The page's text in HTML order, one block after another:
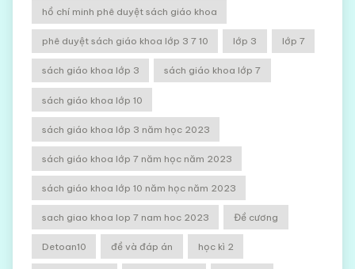
hồ chí minh phê duyệt sách giáo khoa
phê duyệt sách giáo khoa lớp 3 7 10 lớp 3 lớp 7
sách giáo khoa lớp 3 sách giáo khoa lớp 7
sách giáo khoa lớp 10
sách giáo khoa lớp 3 năm học 2023
sách giáo khoa lớp 7 năm học năm 2023
sách giáo khoa lớp 10 năm học năm 2023
sach giao khoa lop 7 nam hoc 2023 Đề cương
Detoan10 đề và đáp án học kì 2